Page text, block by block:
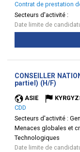
Contrat de prestation
Secteurs d'activité :
Date limite de
CONSEILLER
partiel) (H/F)
ASIE
CDD
Secteurs d'activité :
Menaces globales et
Technologiques
Date limite de